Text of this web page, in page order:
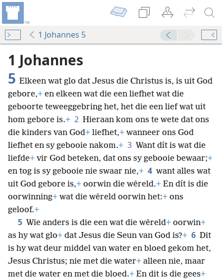
1 Johannes 5
1 Johannes
5 Elkeen wat glo dat Jesus die Christus is, is uit God
gebore,+ en elkeen wat die een liefhet wat die
geboorte teweeggebring het, het die een lief wat uit
hom gebore is.+ 2 Hieraan kom ons te wete dat ons
die kinders van God+ liefhet,+ wanneer ons God
liefhet en sy gebooie nakom.+ 3 Want dít is wat die
liefde+ vir God beteken, dat ons sy gebooie bewaar;+
en tog is sy gebooie nie swaar nie,+ 4 want alles wat
uit God gebore is,+ oorwin die wêreld.+ En dít is die
oorwinning+ wat die wêreld oorwin het:+ ons
geloof.+
5 Wie anders is die een wat die wêreld+ oorwin+
as hy wat glo+ dat Jesus die Seun van God is?+ 6 Dit
is hy wat deur middel van water en bloed gekom het,
Jesus Christus; nie met die water+ alleen nie, maar
met die water en met die bloed.+ En dit is die gees+